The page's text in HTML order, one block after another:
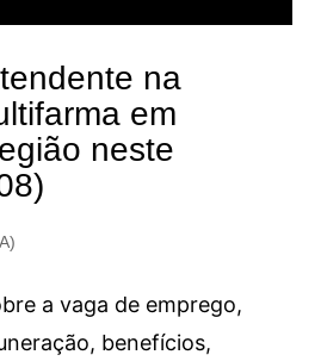
na
em
neste
a vaga de emprego,
benefícios,